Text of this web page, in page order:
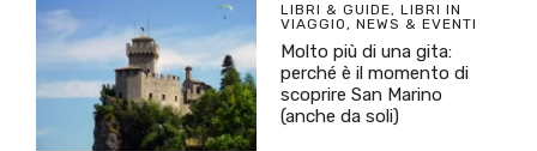
LIBRI & GUIDE, LIBRI IN
VIAGGIO, NEWS & EVENTI
Molto più di una gita:
perché è il momento di
scoprire San Marino
(anche da soli)